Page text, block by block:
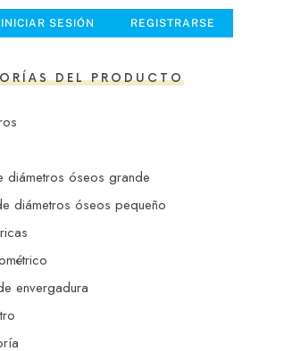
INICIAR SESIÓN REGISTRARSE
DEL PRODUCTO
diámetros óseos grande
diámetros óseos pequeño
envergadura